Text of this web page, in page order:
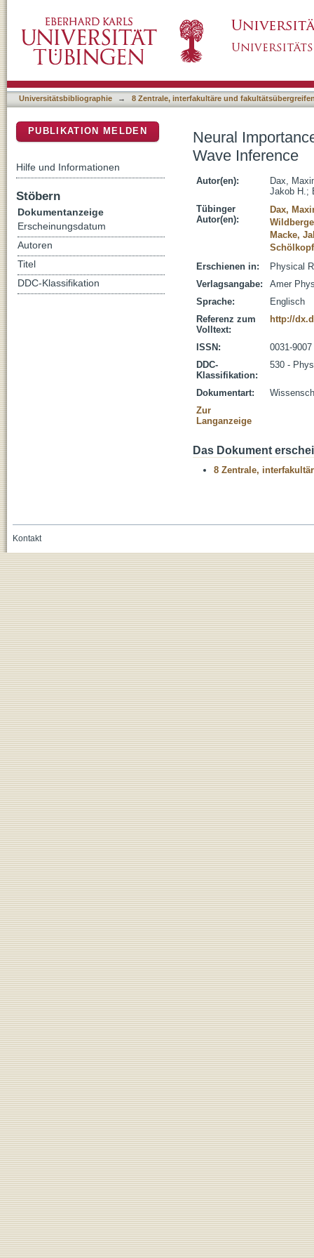
Universitätsbibliographie → 8 Zentrale, interfakultäre und
Neural
Wave Inference
Autor(en):
Dax,
Jakob H.;
Tübinger
Autor(en):
Dax,
Macke,
Erschienen in:
Physical
Verlagsangabe:
Amer
Sprache:
Englisch
Referenz zum
Volltext:
http://
ISSN:
0031-9007
DDC-
Klassifikation:
530 -
Dokumentart:
Zur
Langanzeige
Das Dokument
8 Zentrale,
PUBLIKATION MELDEN
Hilfe und Informationen
Stöbern
Dokumentanzeige
Erscheinungsdatum
Autoren
Titel
DDC-Klassifikation
Kontakt